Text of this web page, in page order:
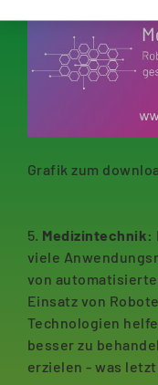
Grafik zum
5. Medizintechnik:
viele
von
Einsatz von
Technologien
besser zu
erzielen - was